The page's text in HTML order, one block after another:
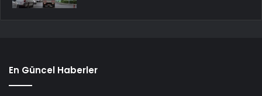
En Güncel Haberler